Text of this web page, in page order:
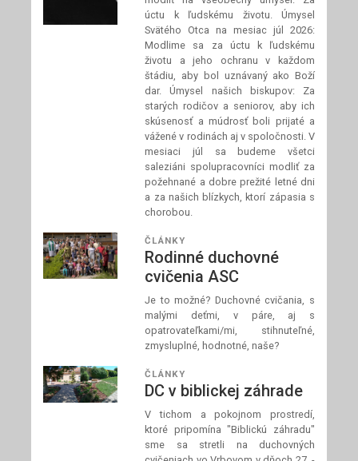
úctu k ľudskému životu. Úmysel
Svätého Otca na mesiac júl 2026:
Modlime sa za úctu k ľudskému
životu a jeho ochranu v každom
štádiu, aby bol uznávaný ako Boží
dar. Úmysel našich biskupov: Za
starých rodičov a seniorov, aby ich
skúsenosť a múdrosť boli prijaté a
vážené v rodinách aj v spoločnosti. V
mesiaci júl sa budeme všetci
saleziáni spolupracovníci modliť za
požehnané a dobre prežité letné dni
a za našich blízkych, ktorí zápasia s
chorobou.
ČLÁNKY
Rodinné duchovné
cvičenia ASC
Je to možné? Duchovné cvičania, s
malými deťmi, v páre, aj s
opatrovateľkami/mi, stihnuteľné,
zmysluplné, hodnotné, naše?
ČLÁNKY
DC v biblickej záhrade
V tichom a pokojnom prostredí,
ktoré pripomína "Biblickú záhradu"
sme sa stretli na duchovných